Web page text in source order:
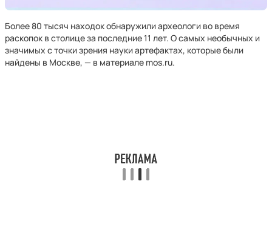
Более 80 тысяч находок обнаружили археологи во время
раскопок в столице за последние 11 лет. О самых необычных и
значимых с точки зрения науки артефактах, которые были
найдены в Москве, — в материале mos.ru.